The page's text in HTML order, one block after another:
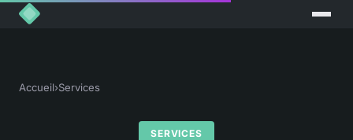
Accueil›Services
SERVICES